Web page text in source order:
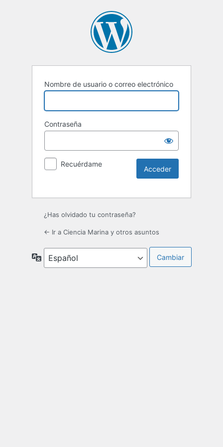
Nombre de usuario o correo electrónico
Contraseña
Recuérdame
¿Has olvidado tu contraseña?
← Ir a Ciencia Marina y otros asuntos
Idioma